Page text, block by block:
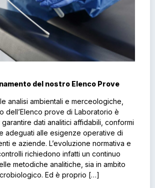
del nostro Elenco Prove
analisi ambientali e merceologiche,
dell’Elenco prove di Laboratorio è
dati analitici affidabili, conformi
adeguati alle esigenze operative di
e aziende. L’evoluzione normativa e
richiedono infatti un continuo
metodiche analitiche, sia in ambito
Ed è proprio […]